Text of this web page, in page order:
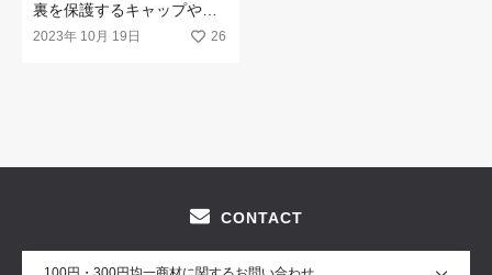
裏を保護するキャップやパ
ッドなどのケアグッズが新
2023年 10月 19日 26
CONTACT